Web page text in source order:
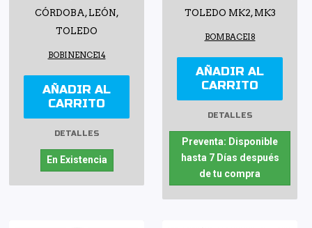
CÓRDOBA, LEÓN,
TOLEDO
BOBINENCE14
AÑADIR AL
CARRITO
DETALLES
En Existencia
TOLEDO MK2, MK3
BOMBACEI8
AÑADIR AL
CARRITO
DETALLES
Preventa: Disponible
hasta 7 Días después
de tu compra